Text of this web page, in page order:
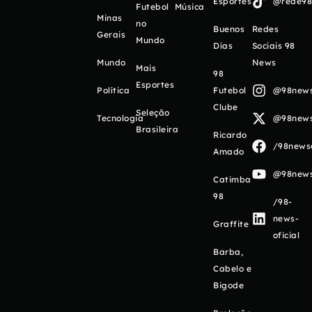
Minas
Gerais
Mundo
Política
Tecnologia
Futebol
no
Mundo
Mais
Esportes
Seleção
Brasileira
Música
Buenos
Días
98
Futebol
Clube
Ricardo
Amado
Catimba
98
Graffite
Barba,
Cabelo e
Bigode
Redes
Sociais 98
News
/
/98-
news-
oficial